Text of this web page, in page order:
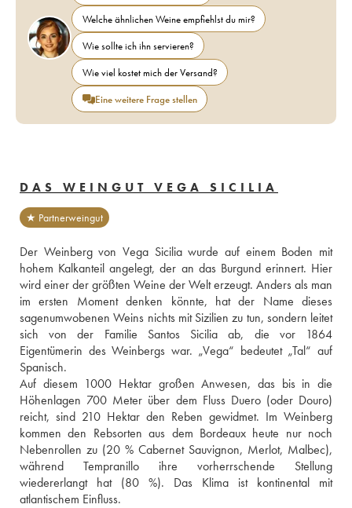
Welche ähnlichen Weine empfiehlst du mir?
Wie sollte ich ihn servieren?
Wie viel kostet mich der Versand?
Eine weitere Frage stellen
DAS WEINGUT VEGA SICILIA
★ Partnerweingut
Der Weinberg von Vega Sicilia wurde auf einem Boden mit
hohem Kalkanteil angelegt, der an das Burgund erinnert. Hier
wird einer der größten Weine der Welt erzeugt. Anders als man
im ersten Moment denken könnte, hat der Name dieses
sagenumwobenen Weins nichts mit Sizilien zu tun, sondern leitet
sich von der Familie Santos Sicilia ab, die vor 1864
Eigentümerin des Weinbergs war. „Vega“ bedeutet „Tal“ auf
Spanisch.
Auf diesem 1000 Hektar großen Anwesen, das bis in die
Höhenlagen 700 Meter über dem Fluss Duero (oder Douro)
reicht, sind 210 Hektar den Reben gewidmet. Im Weinberg
kommen den Rebsorten aus dem Bordeaux heute nur noch
Nebenrollen zu (20 % Cabernet Sauvignon, Merlot, Malbec),
während Tempranillo ihre vorherrschende Stellung
wiedererlangt hat (80 %). Das Klima ist kontinental mit
atlantischem Einfluss.